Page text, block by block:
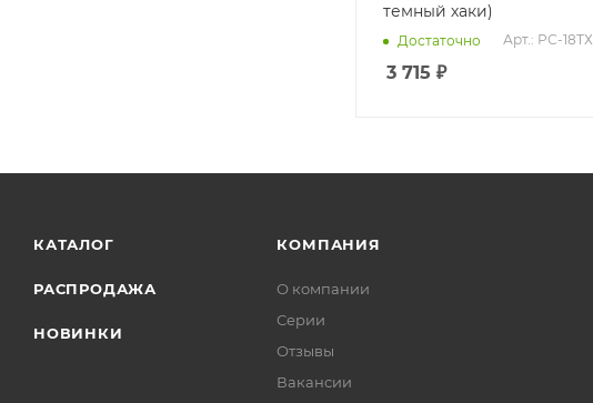
темный хаки)
Достаточно Арт.: РС-18ТХ
3 715 ₽
КАТАЛОГ
РАСПРОДАЖА
НОВИНКИ
КОМПАНИЯ
О компании
Серии
Отзывы
Вакансии